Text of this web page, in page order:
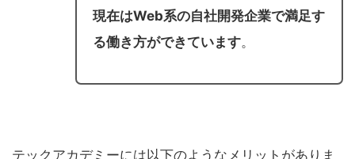
現在はWeb系の自社開発企業で満足す
る働き方ができています。
テックアカデミーには以下のようなメリットがありま